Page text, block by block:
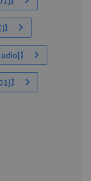
】
】